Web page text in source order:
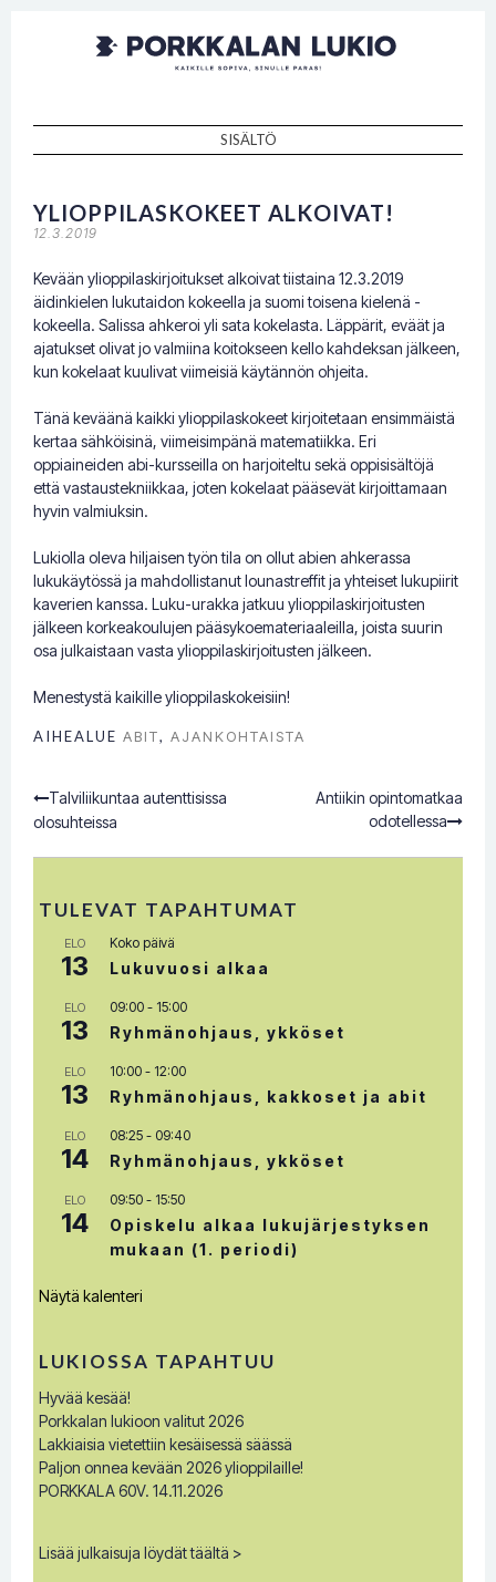
Porkkalan
lukio
Kaikille sopiva, sinulle paras!
SISÄLTÖ
YLIOPPILASKOKEET ALKOIVAT!
12.3.2019
Kevään ylioppilaskirjoitukset alkoivat tiistaina 12.3.2019
äidinkielen lukutaidon kokeella ja suomi toisena kielenä -
kokeella. Salissa ahkeroi yli sata kokelasta. Läppärit, eväät ja
ajatukset olivat jo valmiina koitokseen kello kahdeksan jälkeen,
kun kokelaat kuulivat viimeisiä käytännön ohjeita.
Tänä keväänä kaikki ylioppilaskokeet kirjoitetaan ensimmäistä
kertaa sähköisinä, viimeisimpänä matematiikka. Eri
oppiaineiden abi-kursseilla on harjoiteltu sekä oppisisältöjä
että vastaustekniikkaa, joten kokelaat pääsevät kirjoittamaan
hyvin valmiuksin.
Lukiolla oleva hiljaisen työn tila on ollut abien ahkerassa
lukukäytössä ja mahdollistanut lounastreffit ja yhteiset lukupiirit
kaverien kanssa. Luku-urakka jatkuu ylioppilaskirjoitusten
jälkeen korkeakoulujen pääsykoemateriaaleilla, joista suurin
osa julkaistaan vasta ylioppilaskirjoitusten jälkeen.
Menestystä kaikille ylioppilaskokeisiin!
AIHEALUE ABIT, AJANKOHTAISTA
Post
navigation
Antiikin opintomatkaa
odotellessa
Talviliikuntaa autenttisissa
olosuhteissa
TULEVAT TAPAHTUMAT
ELO
13
Koko päivä
Lukuvuosi alkaa
ELO
13
09:00 - 15:00
Ryhmänohjaus, ykköset
ELO
13
10:00 - 12:00
Ryhmänohjaus, kakkoset ja abit
ELO
14
08:25 - 09:40
Ryhmänohjaus, ykköset
ELO
14
09:50 - 15:50
Opiskelu alkaa lukujärjestyksen
mukaan (1. periodi)
Näytä kalenteri
LUKIOSSA TAPAHTUU
Hyvää kesää!
Porkkalan lukioon valitut 2026
Lakkiaisia vietettiin kesäisessä säässä
Paljon onnea kevään 2026 ylioppilaille!
PORKKALA 60V. 14.11.2026
Lisää julkaisuja löydät täältä >